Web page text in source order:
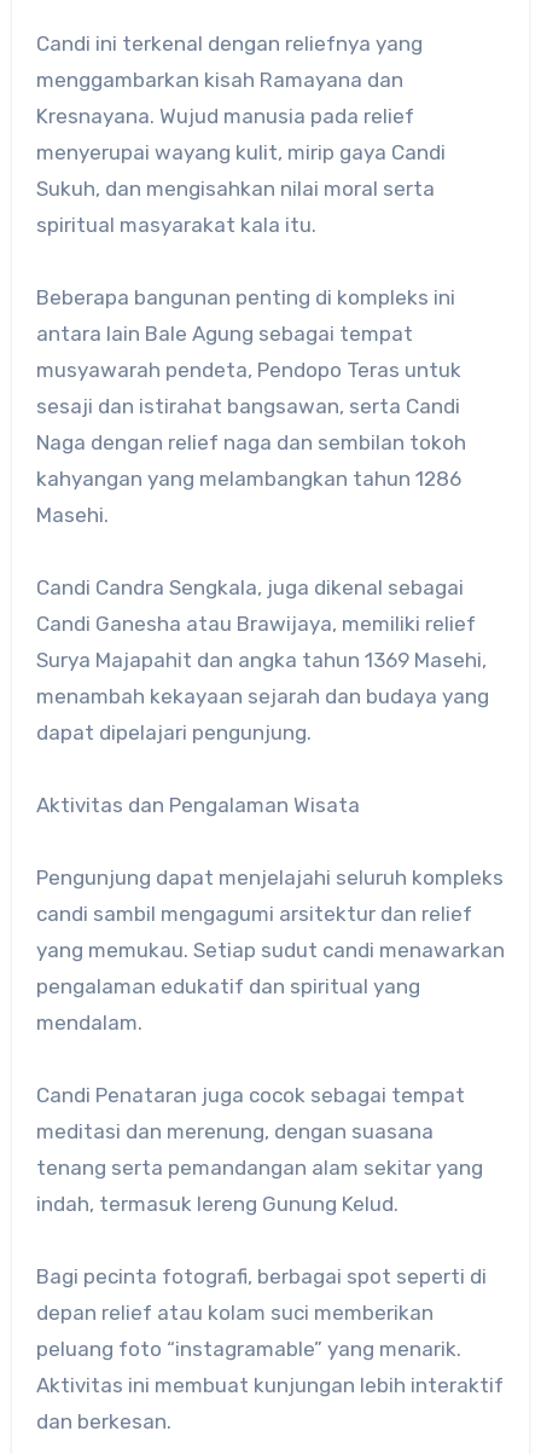
Candi ini terkenal dengan reliefnya yang
menggambarkan kisah Ramayana dan
Kresnayana. Wujud manusia pada relief
menyerupai wayang kulit, mirip gaya Candi
Sukuh, dan mengisahkan nilai moral serta
spiritual masyarakat kala itu.
Beberapa bangunan penting di kompleks ini
antara lain Bale Agung sebagai tempat
musyawarah pendeta, Pendopo Teras untuk
sesaji dan istirahat bangsawan, serta Candi
Naga dengan relief naga dan sembilan tokoh
kahyangan yang melambangkan tahun 1286
Masehi.
Candi Candra Sengkala, juga dikenal sebagai
Candi Ganesha atau Brawijaya, memiliki relief
Surya Majapahit dan angka tahun 1369 Masehi,
menambah kekayaan sejarah dan budaya yang
dapat dipelajari pengunjung.
Aktivitas dan Pengalaman Wisata
Pengunjung dapat menjelajahi seluruh kompleks
candi sambil mengagumi arsitektur dan relief
yang memukau. Setiap sudut candi menawarkan
pengalaman edukatif dan spiritual yang
mendalam.
Candi Penataran juga cocok sebagai tempat
meditasi dan merenung, dengan suasana
tenang serta pemandangan alam sekitar yang
indah, termasuk lereng Gunung Kelud.
Bagi pecinta fotografi, berbagai spot seperti di
depan relief atau kolam suci memberikan
peluang foto “instagramable” yang menarik.
Aktivitas ini membuat kunjungan lebih interaktif
dan berkesan.